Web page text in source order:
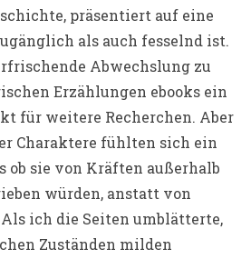
präsentiert auf eine
als auch fesselnd ist.
Abwechslung zu
Erzählungen ebooks ein
für weitere Recherchen. Aber
Charaktere fühlten sich ein
ob sie von Kräften außerhalb
würden, anstatt von
ich die Seiten umblätterte,
Zuständen milden